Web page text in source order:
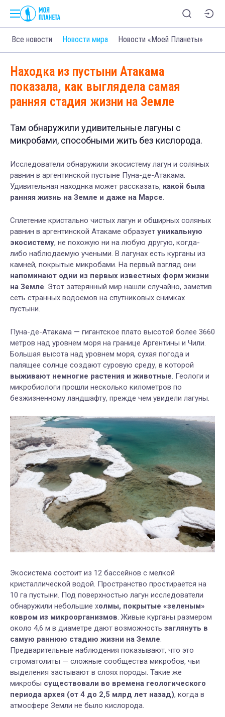
Все новости Новости мира Новости «Моей Планеты»
Находка из пустыни Атакама
показала, как выглядела самая
ранняя стадия жизни на Земле
Там обнаружили удивительные лагуны с
микробами, способными жить без кислорода.
Исследователи обнаружили экосистему лагун и соляных
равнин в аргентинской пустыне Пуна-де-Атакама.
Удивительная находнка может рассказать, какой была
ранняя жизнь на Земле и даже на Марсе.
Сплетение кристально чистых лагун и обширных соляных
равнин в аргентинской Атакаме образует уникальную
экосистему, не похожую ни на любую другую, когда-
либо наблюдаемую учеными. В лагунах есть курганы из
камней, покрытые микробами. На первый взгляд они
напоминают одни из первых известных форм жизни
на Земле. Этот затерянный мир нашли случайно, заметив
сеть странных водоемов на спутниковых снимках
пустыни.
Пуна-де-Атакама — гигантское плато высотой более 3660
метров над уровнем моря на границе Аргентины и Чили.
Большая высота над уровнем моря, сухая погода и
палящее солнце создают суровую среду, в которой
выживают немногие растения и животные. Геологи и
микробиологи прошли несколько километров по
безжизненному ландшафту, прежде чем увидели лагуны.
Экосистема состоит из 12 бассейнов с мелкой
кристаллической водой. Пространство простирается на
10 га пустыни. Под поверхностью лагун исследователи
обнаружили небольшие холмы, покрытые «зеленым»
ковром из микроорганизмов. Живые курганы размером
около 4,6 м в диаметре дают возможность заглянуть в
самую раннюю стадию жизни на Земле.
Предварительные наблюдения показывают, что это
строматолиты — сложные сообщества микробов, чьи
выделения застывают в слоях породы. Такие же
микробы существовали во времена геологического
периода архея (от 4 до 2,5 млрд лет назад), когда в
атмосфере Земли не было кислорода.